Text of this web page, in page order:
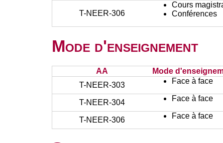
T-NEER-306
Cours
Conférences
Mode d'enseignement
AA
Mode
T-NEER-303
Face à face
T-NEER-304 Face à face
T-NEER-306 Face à face